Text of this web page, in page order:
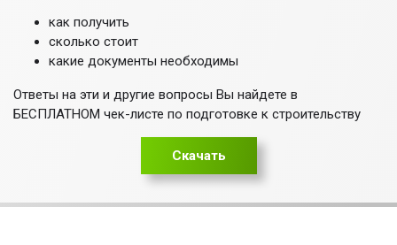
как получить
сколько стоит
какие документы необходимы
Ответы на эти и другие вопросы Вы найдете в
БЕСПЛАТНОМ чек-листе по подготовке к строительству
Скачать